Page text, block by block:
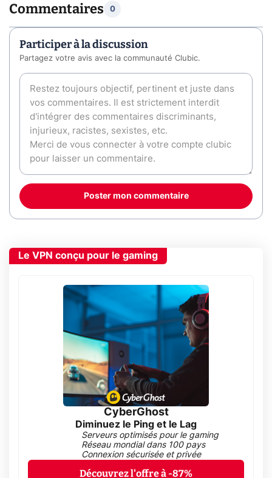
Commentaires 0
Participer à la discussion
Partagez votre avis avec la communauté Clubic.
Poster mon commentaire
Le VPN conçu pour le gaming
CyberGhost
Diminuez le Ping et le Lag
Serveurs optimisés pour le gaming
Réseau mondial dans 100 pays
Connexion sécurisée et privée
Découvrez l'offre à -87%